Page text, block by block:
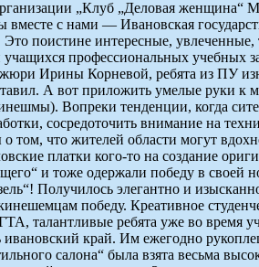
„Клуб „Деловая
с нами — Ивановская
поистине интересные,
профессиональных
Ирины Корневой, ребята из ПУ
А вот приложить умелые руки к
Вопреки тенденции, когда
сосредоточить внимание на
что жителей области могут
платки кого-то на создание
и тоже одержали победу в
Получилось элегантно и
победу. Креативное
талантливые ребята уже во время
ивановский край. Им ежегодно
салона“ была взята весьма